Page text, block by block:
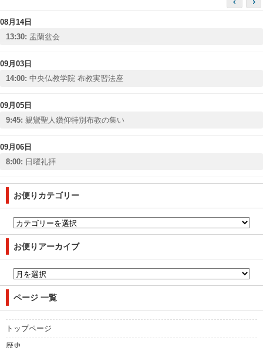
08月14日
13:30: 盂蘭盆会
09月03日
14:00: 中央仏教学院 布教実習法座
09月05日
9:45: 親鸞聖人鑽仰特別布教の集い
09月06日
8:00: 日曜礼拝
お便りカテゴリー
お便りアーカイブ
ページ 一覧
トップページ
歴史